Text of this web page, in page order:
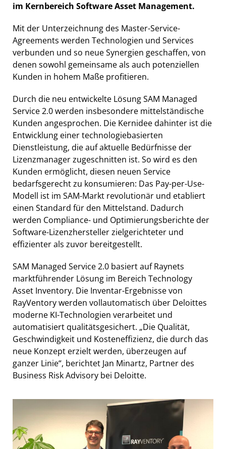
im Kernbereich Software Asset Management.
Mit der Unterzeichnung des Master-Service-
Agreements werden Technologien und Services
verbunden und so neue Synergien geschaffen, von
denen sowohl gemeinsame als auch potenziellen
Kunden in hohem Maße profitieren.
Durch die neu entwickelte Lösung SAM Managed
Service 2.0 werden insbesondere mittelständische
Kunden angesprochen. Die Kernidee dahinter ist die
Entwicklung einer technologiebasierten
Dienstleistung, die auf aktuelle Bedürfnisse der
Lizenzmanager zugeschnitten ist. So wird es den
Kunden ermöglicht, diesen neuen Service
bedarfsgerecht zu konsumieren: Das Pay-per-Use-
Modell ist im SAM-Markt revolutionär und etabliert
einen Standard für den Mittelstand. Dadurch
werden Compliance- und Optimierungsberichte der
Software-Lizenzhersteller zielgerichteter und
effizienter als zuvor bereitgestellt.
SAM Managed Service 2.0 basiert auf Raynets
marktführender Lösung im Bereich Technology
Asset Inventory. Die Inventar-Ergebnisse von
RayVentory werden vollautomatisch über Deloittes
moderne KI-Technologien verarbeitet und
automatisiert qualitätsgesichert. „Die Qualität,
Geschwindigkeit und Kosteneffizienz, die durch das
neue Konzept erzielt werden, überzeugen auf
ganzer Linie“, berichtet Jan Minartz, Partner des
Business Risk Advisory bei Deloitte.